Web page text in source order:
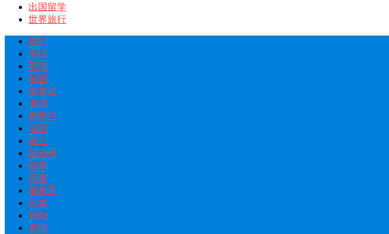
出国留学
世界旅行
移民
美国
英国
德国
加拿大
澳洲
新西兰
法国
瑞士
西班牙
瑞典
丹麦
葡萄牙
日本
韩国
泰国